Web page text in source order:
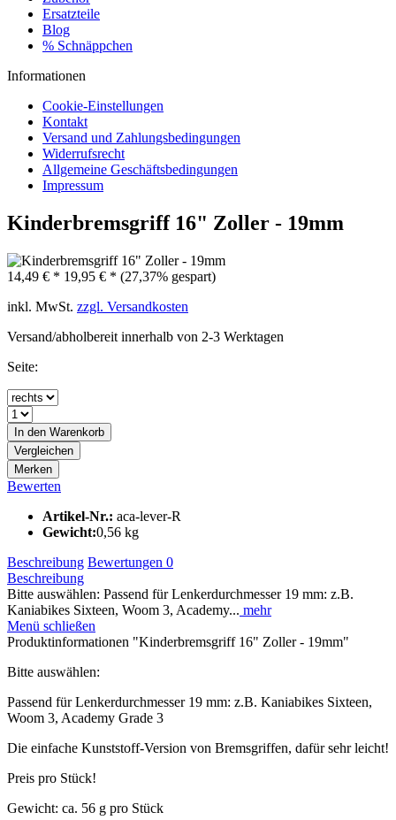
Ersatzteile
Blog
% Schnäppchen
Informationen
Cookie-Einstellungen
Kontakt
Versand und Zahlungsbedingungen
Widerrufsrecht
Allgemeine Geschäftsbedingungen
Impressum
Kinderbremsgriff 16" Zoller - 19mm
14,49 € * 19,95 € * (27,37% gespart)
inkl. MwSt. zzgl. Versandkosten
Versand/abholbereit innerhalb von 2-3 Werktagen
Seite:
In den Warenkorb
Vergleichen
Merken
Bewerten
Artikel-Nr.: aca-lever-R
Gewicht:0,56 kg
Beschreibung Bewertungen 0
Beschreibung
Bitte auswählen: Passend für Lenkerdurchmesser 19 mm: z.B.
Kaniabikes Sixteen, Woom 3, Academy... mehr
Menü schließen
Produktinformationen "Kinderbremsgriff 16" Zoller - 19mm"
Bitte auswählen:
Passend für Lenkerdurchmesser 19 mm: z.B. Kaniabikes Sixteen,
Woom 3, Academy Grade 3
Die einfache Kunststoff-Version von Bremsgriffen, dafür sehr leicht!
Preis pro Stück!
Gewicht: ca. 56 g pro Stück